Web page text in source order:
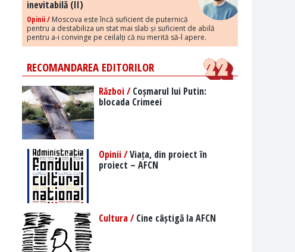
inevitabilă (II)
Opinii / Moscova este încă suficient de puternică
pentru a destabiliza un stat mai slab și suficient de abilă
pentru a-i convinge pe ceilalți că nu merită să-l apere.
RECOMANDAREA EDITORILOR
Război /Coșmarul lui Putin:
blocada Crimeei
Opinii /Viața, din proiect în
proiect – AFCN
Cultura /Cine câștigă la AFCN